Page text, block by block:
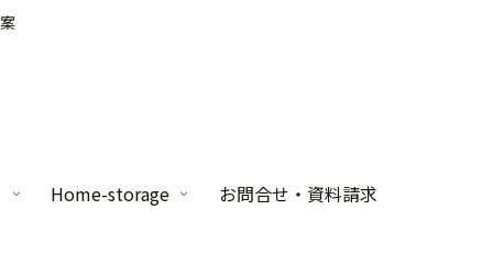
Home-storage お問合せ・資料請求